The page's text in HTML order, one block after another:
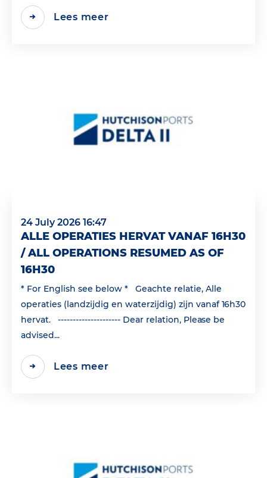
Lees meer
24 July 2026 16:47
ALLE OPERATIES HERVAT VANAF 16H30
/ ALL OPERATIONS RESUMED AS OF
16H30
* For English see below * Geachte relatie, Alle
operaties (landzijdig en waterzijdig) zijn vanaf 16h30
hervat. --------------------- Dear relation, Please be
advised...
Lees meer